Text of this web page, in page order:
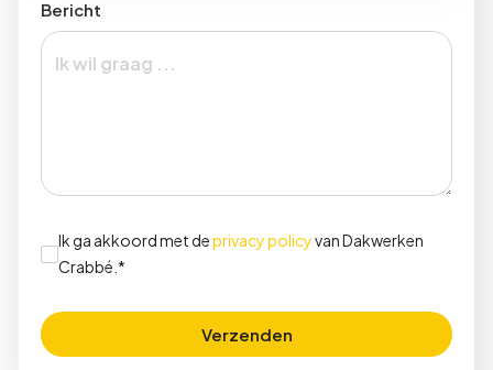
Bericht
Ik ga akkoord met deprivacy policyvan Dakwerken
Crabbé.*